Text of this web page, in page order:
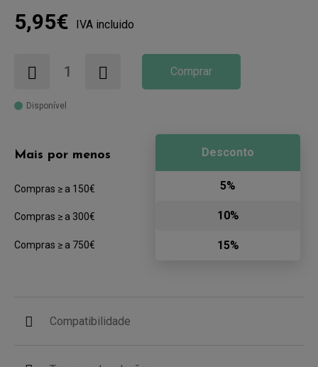
5,95€ IVA incluido
Comprar
Disponível
Mais por menos
Compras ≥ a 150€
Compras ≥ a 300€
Compras ≥ a 750€
Desconto
5%
10%
15%
Compatibilidade